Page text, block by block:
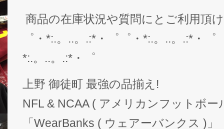
商品の在庫状況や質問にとご利用頂
゜・*:.。..。.:*・゜゜・*:.。..。.:*・
*:.。..。.:*・゜
上野 御徒町 最強の品揃え!
NFL & NCAA ( アメリカンフットボー
「WearBanks ( ウェアーバンクス )」